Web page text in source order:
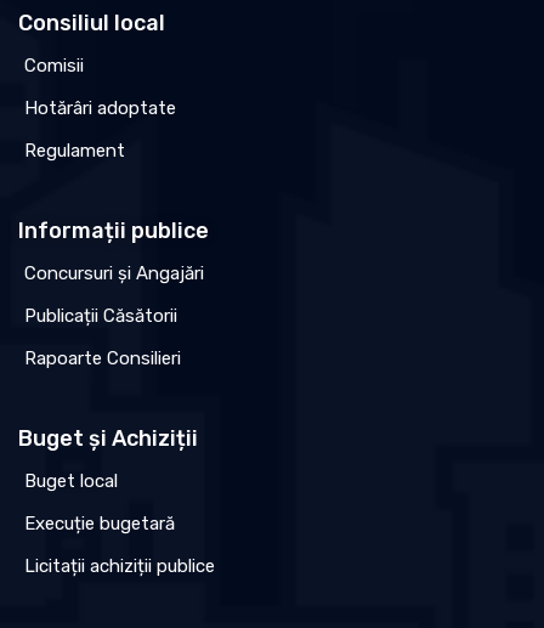
Consiliul local
Comisii
Hotărâri adoptate
Regulament
Informații publice
Concursuri și Angajări
Publicații Căsătorii
Rapoarte Consilieri
Buget și Achiziții
Buget local
Execuție bugetară
Licitații achiziții publice